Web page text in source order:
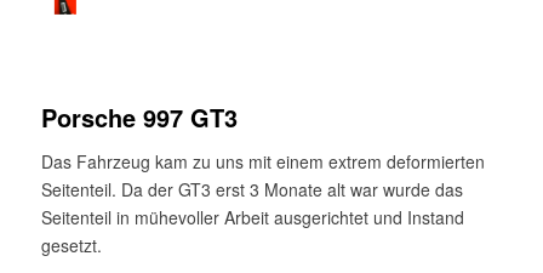
Porsche 997 GT3
Das Fahrzeug kam zu uns mit einem extrem deformierten
Seitenteil. Da der GT3 erst 3 Monate alt war wurde das
Seitenteil in mühevoller Arbeit ausgerichtet und Instand
gesetzt.